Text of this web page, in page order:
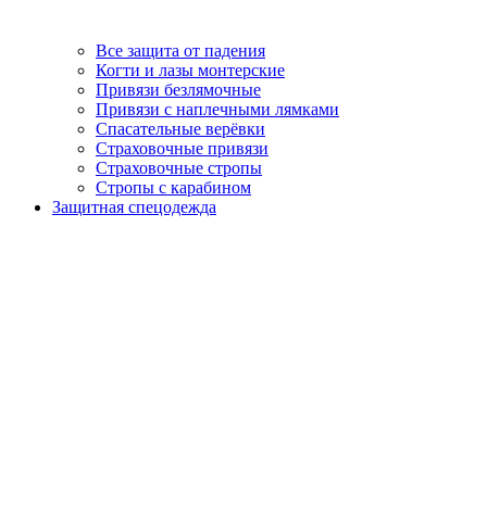
Все защита от падения
Когти и лазы монтерские
Привязи безлямочные
Привязи с наплечными лямками
Спасательные верёвки
Страховочные привязи
Страховочные стропы
Стропы с карабином
Защитная спецодежда